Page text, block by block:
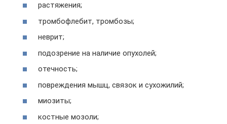
растяжения;
тромбофлебит, тромбозы;
неврит;
подозрение на наличие опухолей;
отечность;
повреждения мышц, связок и сухожилий;
миозиты;
костные мозоли;